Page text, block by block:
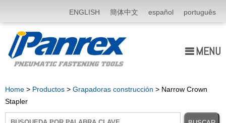
ENGLISH 簡体中文 español português
MENU
Productos
Home > Productos > Grapadoras construcción > Narrow Crown
Stapler